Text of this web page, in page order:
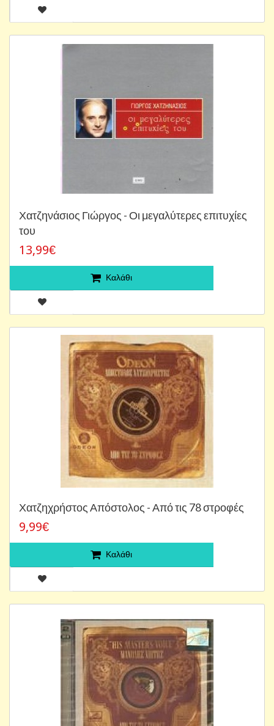
Χατζηνάσιος Γιώργος - Οι μεγαλύτερες επιτυχίες
του
13,99€
Καλάθι
Χατζηχρήστος Απόστολος - Από τις 78 στροφές
9,99€
Καλάθι